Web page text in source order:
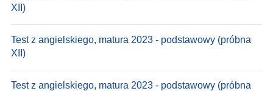
XII)
Test z angielskiego, matura 2023 - podstawowy (próbna
XII)
Test z angielskiego, matura 2023 - podstawowy (próbna